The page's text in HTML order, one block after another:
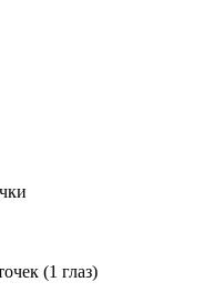
(1 глаз)